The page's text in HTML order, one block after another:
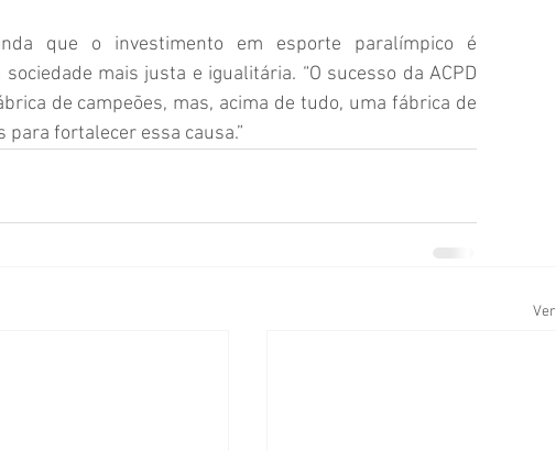
que o investimento em esporte paralímpico é
mais justa e igualitária. “O sucesso da ACPD
de campeões, mas, acima de tudo, uma fábrica de
fortalecer essa causa.”